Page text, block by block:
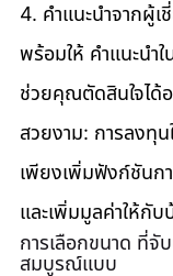
4. คำแนะนำจากผู้
พร้อมให้ คำแนะนำ
ช่วยคุณตัดสินใจได้
สวยงาม: การลงทุ
เพียงเพิ่มฟังก์ชันก
และเพิ่มมูลค่าให้กับ
การเลือกขนาด ที่จั
สมบูรณ์แบบ